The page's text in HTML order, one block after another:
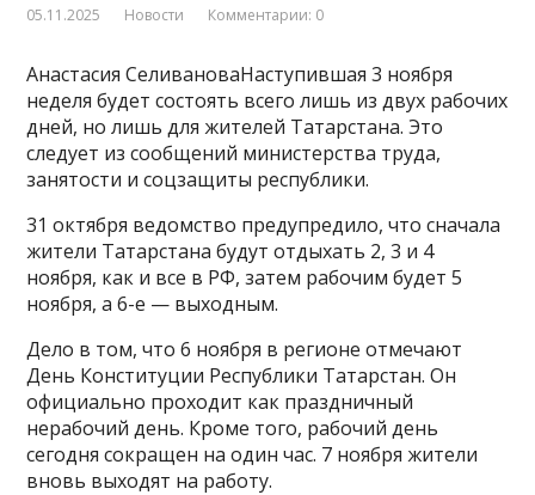
05.11.2025 Новости Комментарии: 0
Анастасия СеливановаНаступившая 3 ноября
неделя будет состоять всего лишь из двух рабочих
дней, но лишь для жителей Татарстана. Это
следует из сообщений министерства труда,
занятости и соцзащиты республики.
31 октября ведомство предупредило, что сначала
жители Татарстана будут отдыхать 2, 3 и 4
ноября, как и все в РФ, затем рабочим будет 5
ноября, а 6-е — выходным.
Дело в том, что 6 ноября в регионе отмечают
День Конституции Республики Татарстан. Он
официально проходит как праздничный
нерабочий день. Кроме того, рабочий день
сегодня сокращен на один час. 7 ноября жители
вновь выходят на работу.